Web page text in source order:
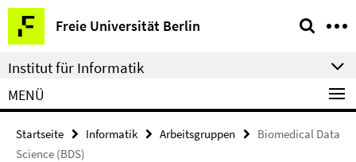
Springe
direkt
zu
Inhalt
Freie Universität Berlin
Service-
Navigation
Institut für Informatik
MENÜ
Startseite Informatik Arbeitsgruppen
Biomedical Data
Science (BDS)